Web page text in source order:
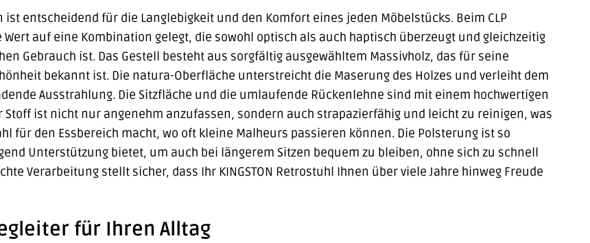
ist entscheidend für die Langlebigkeit und den Komfort eines jeden Möbelstücks. Beim CLP
Wert auf eine Kombination gelegt, die sowohl optisch als auch haptisch überzeugt und gleichzeitig
Gebrauch ist. Das Gestell besteht aus sorgfältig ausgewähltem Massivholz, das für seine
bekannt ist. Die natura-Oberfläche unterstreicht die Maserung des Holzes und verleiht dem
Ausstrahlung. Die Sitzfläche und die umlaufende Rückenlehne sind mit einem hochwertigen
Stoff ist nicht nur angenehm anzufassen, sondern auch strapazierfähig und leicht zu reinigen, was
für den Essbereich macht, wo oft kleine Malheurs passieren können. Die Polsterung ist so
Unterstützung bietet, um auch bei längerem Sitzen bequem zu bleiben, ohne sich zu schnell
Verarbeitung stellt sicher, dass Ihr KINGSTON Retrostuhl Ihnen über viele Jahre hinweg Freude
für Ihren Alltag